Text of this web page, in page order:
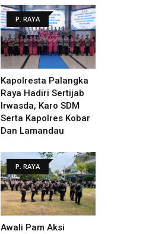
P. RAYA
Kapolresta Palangka
Raya Hadiri Sertijab
Irwasda, Karo SDM
Serta Kapolres Kobar
Dan Lamandau
P. RAYA
Awali Pam Aksi